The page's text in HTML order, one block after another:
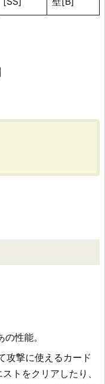
性能。
攻撃に使えるカード
トをクリアしたり、